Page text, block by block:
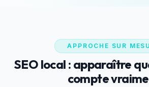
APPROCHE SUR
SEO local : apparaître
compte